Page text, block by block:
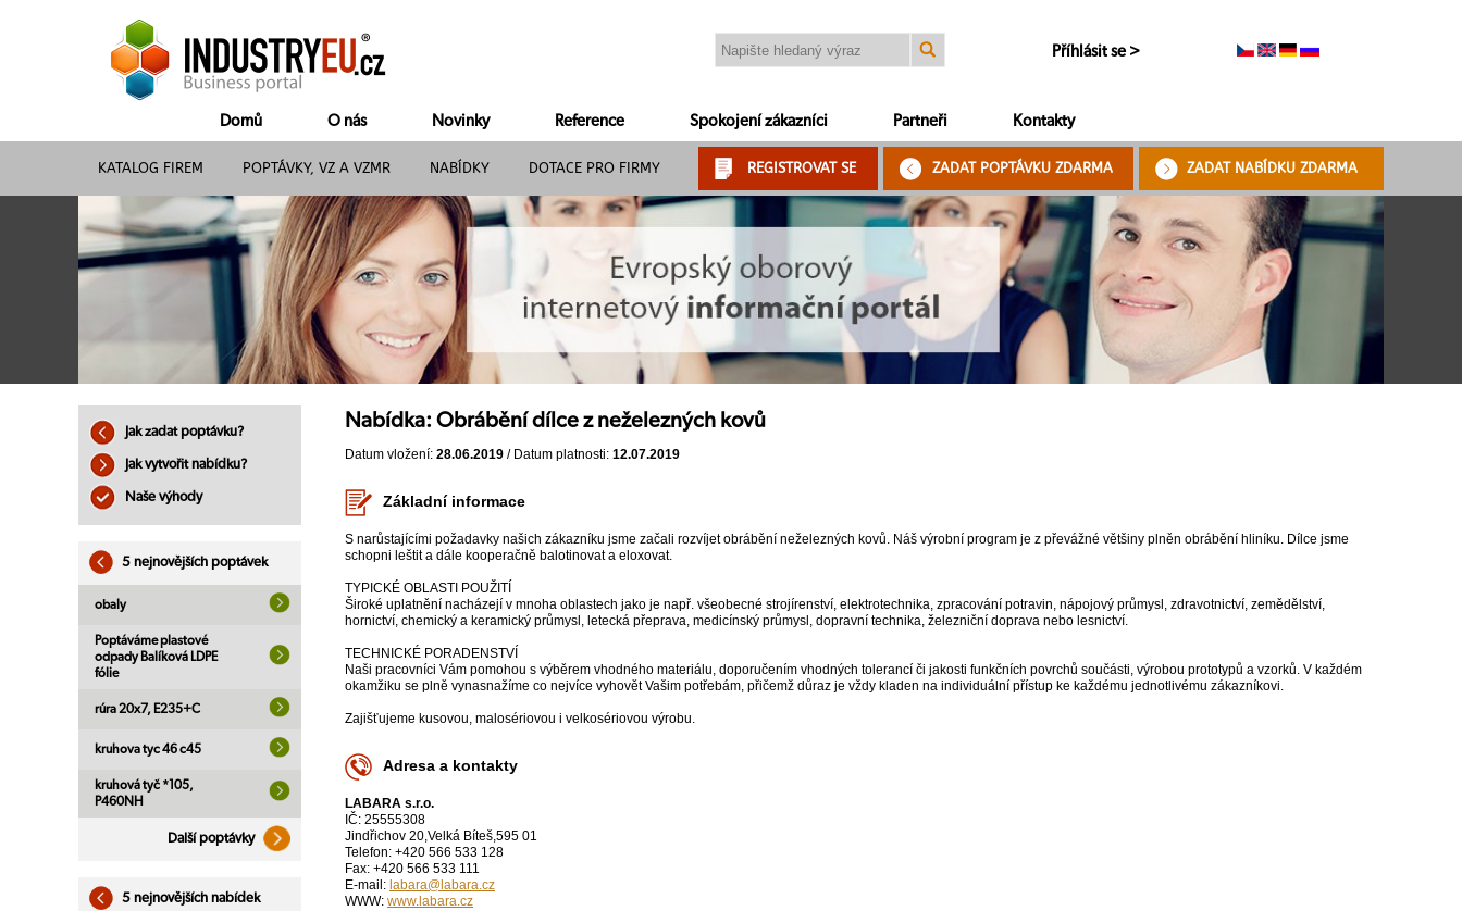
Příhlásit se >
Domů O nás Novinky Reference Spokojení zákazníci Partneři Kontakty
KATALOG FIREM POPTÁVKY, VZ A VZMR NABÍDKY DOTACE PRO FIRMY REGISTROVAT SE ZADAT POPTÁVKU ZDARMA ZADAT NABÍDKU ZDARMA
Jak zadat poptávku?
Jak vytvořit nabídku?
Naše výhody
5 nejnovějších poptávek
obaly
Poptáváme plastové
odpady Balíková LDPE
fólie
rúra 20x7, E235+C
kruhova tyc 46 c45
kruhová tyč *105,
P460NH
Další poptávky
5 nejnovějších nabídek
Nabídka: Obrábění dílce z neželezných kovů
Datum vložení: 28.06.2019 / Datum platnosti: 12.07.2019
Základní informace
S narůstajícími požadavky našich zákazníku jsme začali rozvíjet obrábění neželezných kovů. Náš výrobní program je z převážné většiny plněn obrábění hliníku. Dílce jsme
schopni leštit a dále kooperačně balotinovat a eloxovat.
TYPICKÉ OBLASTI POUŽITÍ
Široké uplatnění nacházejí v mnoha oblastech jako je např. všeobecné strojírenství, elektrotechnika, zpracování potravin, nápojový průmysl, zdravotnictví, zemědělství,
hornictví, chemický a keramický průmysl, letecká přeprava, medicínský průmysl, dopravní technika, železniční doprava nebo lesnictví.
TECHNICKÉ PORADENSTVÍ
Naši pracovníci Vám pomohou s výběrem vhodného materiálu, doporučením vhodných tolerancí či jakosti funkčních povrchů součásti, výrobou prototypů a vzorků. V každém
okamžiku se plně vynasnažíme co nejvíce vyhovět Vašim potřebám, přičemž důraz je vždy kladen na individuální přístup ke každému jednotlivému zákazníkovi.
Zajišťujeme kusovou, malosériovou i velkosériovou výrobu.
Adresa a kontakty
LABARA s.r.o.
IČ: 25555308
Jindřichov 20,Velká Bíteš,595 01
Telefon: +420 566 533 128
Fax: +420 566 533 111
E-mail: labara@labara.cz
WWW: www.labara.cz